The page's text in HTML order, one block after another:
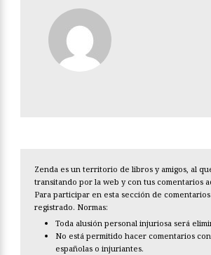
Zenda es un territorio de libros y amigos, al
transitando por la web y con tus comentarios
Para participar en esta sección de
registrado. Normas:
Toda alusión personal injuriosa será
No está permitido hacer comentarios
españolas o injuriantes.